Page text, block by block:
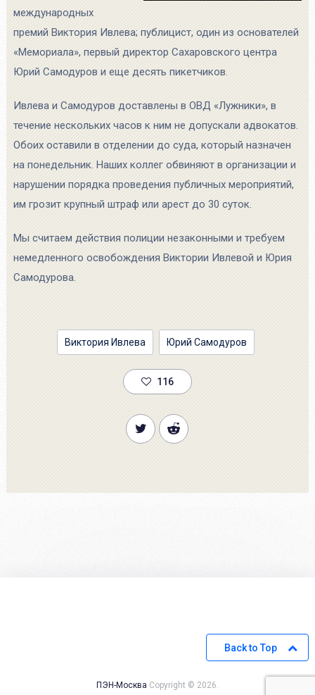
международных
премий Виктория Ивлева; публицист, один из основателей
«Мемориала», первый директор Сахаровского центра
Юрий Самодуров и еще десять пикетчиков.
Ивлева и Самодуров доставлены в ОВД «Лужники», в
течение нескольких часов к ним не допускали адвокатов.
Обоих оставили в отделении до суда, который назначен
на понедельник. Наших коллег обвиняют в организации и
нарушении порядка проведения публичных мероприятий,
им грозит крупный штраф или арест до 30 суток.
Мы считаем действия полиции незаконными и требуем
немедленного освобождения Виктории Ивлевой и Юрия
Самодурова.
Виктория Ивлева Юрий Самодуров
116
Back to Top
ПЭН-Москва Copyright © 2026.